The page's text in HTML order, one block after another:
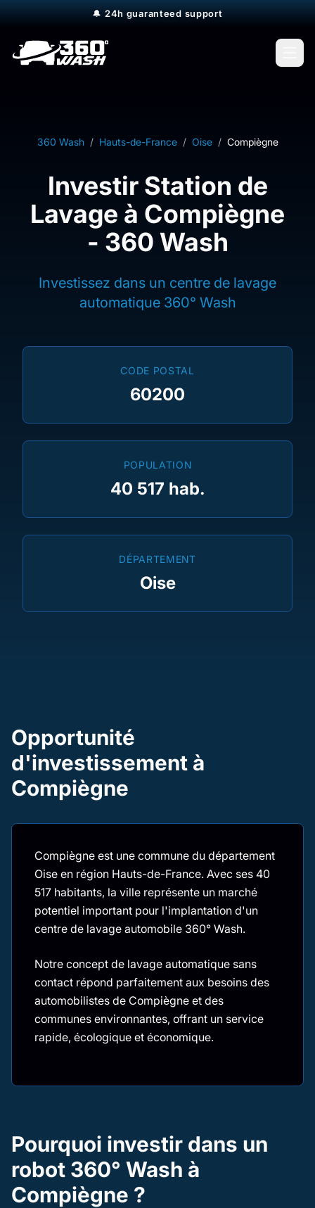
🔔 24h guaranteed support
360 Wash / Hauts-de-France / Oise / Compiègne
Investir Station de
Lavage à Compiègne
- 360 Wash
Investissez dans un centre de lavage
automatique 360° Wash
CODE POSTAL
60200
POPULATION
40 517 hab.
DÉPARTEMENT
Oise
Opportunité
d'investissement à
Compiègne
Compiègne est une commune du département
Oise en région Hauts-de-France. Avec ses 40
517 habitants, la ville représente un marché
potentiel important pour l'implantation d'un
centre de lavage automobile 360° Wash.
Notre concept de lavage automatique sans
contact répond parfaitement aux besoins des
automobilistes de Compiègne et des
communes environnantes, offrant un service
rapide, écologique et économique.
Pourquoi investir dans un
robot 360° Wash à
Compiègne ?